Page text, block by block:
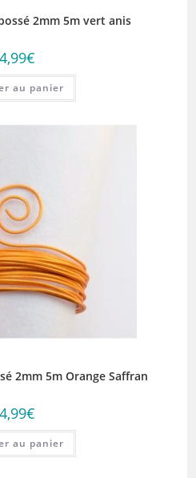
2mm 5m vert anis
4,99€
au panier
2mm 5m Orange Saffran
4,99€
au panier